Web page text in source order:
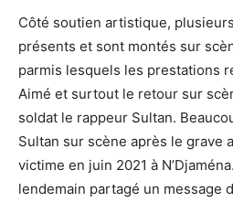
Côté soutien artistique,
présents et sont montés sur
parmis lesquels les prestations
Aimé et surtout le retour sur
soldat le rappeur Sultan.
Sultan sur scène après le grave
victime en juin 2021 à
lendemain partagé un message